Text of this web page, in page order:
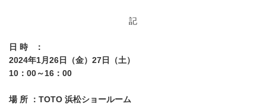
記
日 時 ：
2024年1月26日（金）27日（土）
10：00～16：00
場 所 ：TOTO 浜松ショールーム